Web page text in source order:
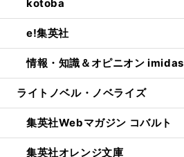
kotoba
e!集英社
情報・知識＆オピニオン imidas
ライトノベル・ノベライズ
集英社Webマガジン コバルト
集英社オレンジ文庫